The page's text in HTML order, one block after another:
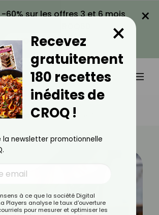
-60% sur les offres 3 et 6 mois
VOIR LA PROMO
×
Santé
La Nuit, Que Faire ?
Recevez
gratuitement
180 recettes
inédites de
CROQ !
×
la newsletter promotionnelle
à ce que la société Digital
Players analyse le taux d'ouverture
pour mesurer et optimiser les